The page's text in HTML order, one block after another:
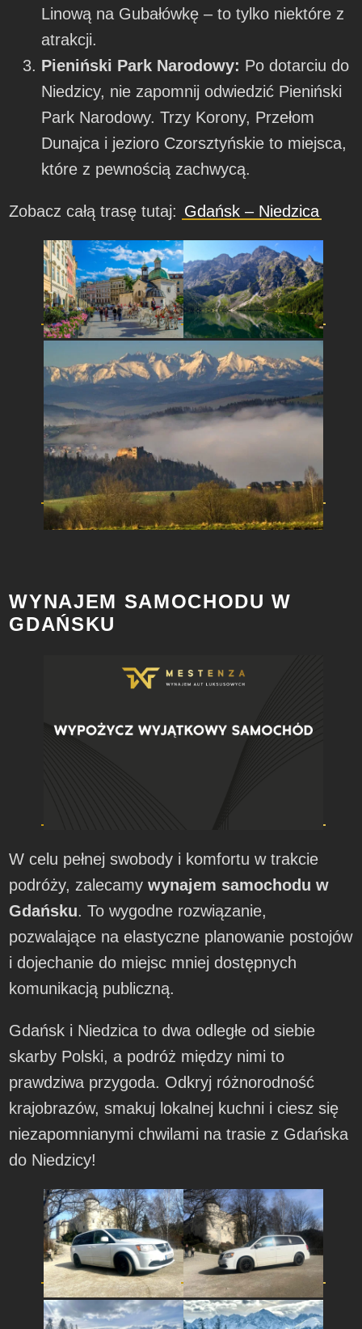
Linową na Gubałówkę – to tylko niektóre z
atrakcji.
Pieniński Park Narodowy: Po dotarciu do
Niedzicy, nie zapomnij odwiedzić Pieniński
Park Narodowy. Trzy Korony, Przełom
Dunajca i jezioro Czorsztyńskie to miejsca,
które z pewnością zachwycą.
Zobacz całą trasę tutaj: Gdańsk – Niedzica
WYNAJEM SAMOCHODU W
GDAŃSKU
W celu pełnej swobody i komfortu w trakcie
podróży, zalecamywynajem samochodu w
Gdańsku. To wygodne rozwiązanie,
pozwalające na elastyczne planowanie postojów
i dojechanie do miejsc mniej dostępnych
komunikacją publiczną.
Gdańsk i Niedzica to dwa odległe od siebie
skarby Polski, a podróż między nimi to
prawdziwa przygoda. Odkryj różnorodność
krajobrazów, smakuj lokalnej kuchni i ciesz się
niezapomnianymi chwilami na trasie z Gdańska
do Niedzicy!